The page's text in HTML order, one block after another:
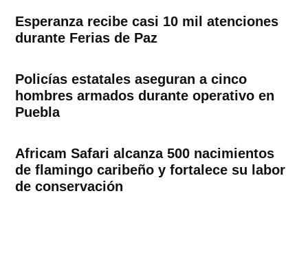
Esperanza recibe casi 10 mil atenciones
durante Ferias de Paz
Policías estatales aseguran a cinco
hombres armados durante operativo en
Puebla
Africam Safari alcanza 500 nacimientos
de flamingo caribeño y fortalece su labor
de conservación